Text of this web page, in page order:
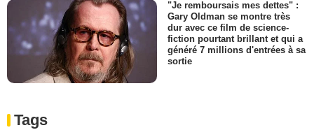
"Je remboursais mes dettes" :
Gary Oldman se montre très
dur avec ce film de science-
fiction pourtant brillant et qui a
généré 7 millions d'entrées à sa
sortie
Tags